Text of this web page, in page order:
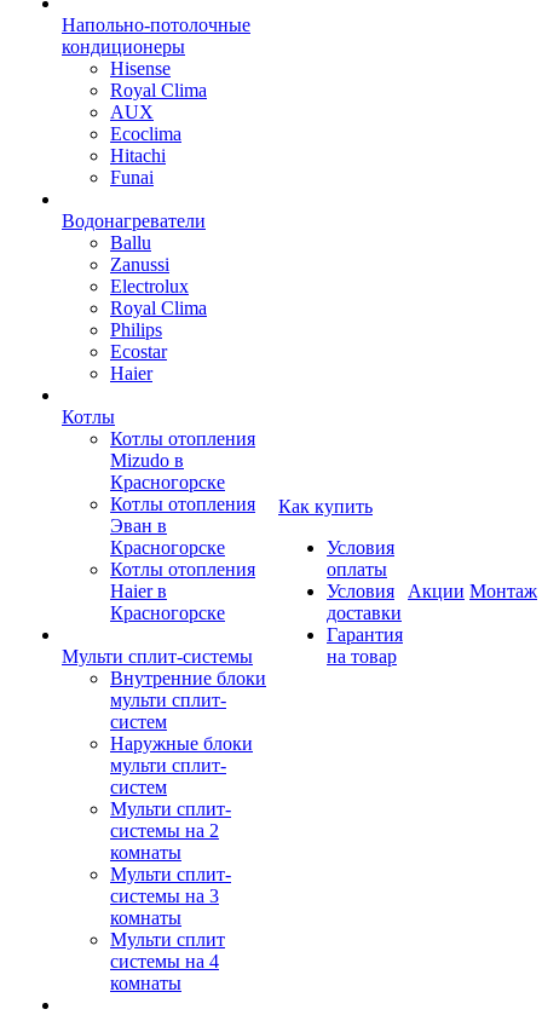
Напольно-потолочные
кондиционеры
Hisense
Royal Clima
AUX
Ecoclima
Hitachi
Funai
Водонагреватели
Ballu
Zanussi
Electrolux
Royal Clima
Philips
Ecostar
Haier
Котлы
Котлы отопления
Mizudo в
Красногорске
Котлы отопления
Эван в
Красногорске
Котлы отопления
Haier в
Красногорске
Мульти сплит-системы
Внутренние блоки
мульти сплит-
систем
Наружные блоки
мульти сплит-
систем
Мульти сплит-
системы на 2
комнаты
Мульти сплит-
системы на 3
комнаты
Мульти сплит
системы на 4
комнаты
Как купить
Условия
оплаты
Условия
доставки
Гарантия
на товар
Акции Монтаж